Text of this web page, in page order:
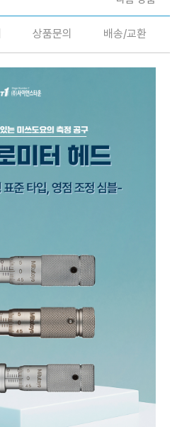
상품문의 배송/교환